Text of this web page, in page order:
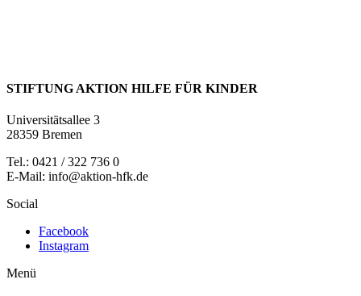
STIFTUNG AKTION HILFE FÜR KINDER
Universitätsallee 3
28359 Bremen
Tel.: 0421 / 322 736 0
E-Mail: info@aktion-hfk.de
Social
Facebook
Instagram
Menü